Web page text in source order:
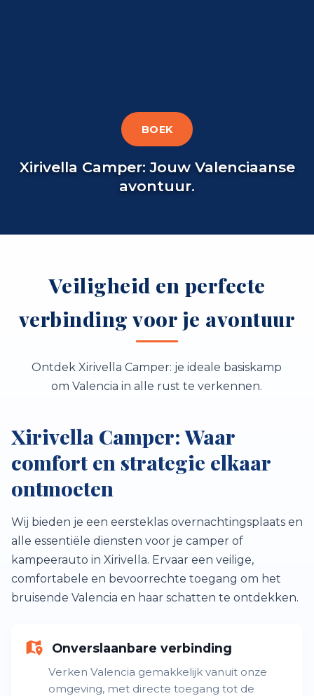
BOEK
Xirivella Camper: Jouw Valenciaanse
avontuur.
Veiligheid en perfecte
verbinding voor je avontuur
Ontdek Xirivella Camper: je ideale basiskamp
om Valencia in alle rust te verkennen.
Xirivella Camper: Waar
comfort en strategie elkaar
ontmoeten
Wij bieden je een eersteklas overnachtingsplaats en
alle essentiële diensten voor je camper of
kampeerauto in Xirivella. Ervaar een veilige,
comfortabele en bevoorrechte toegang om het
bruisende Valencia en haar schatten te ontdekken.
Onverslaanbare verbinding
Verken Valencia gemakkelijk vanuit onze
omgeving, met directe toegang tot de